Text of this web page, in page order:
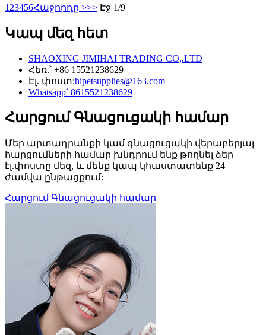
1 23456Հաջորդը >>> Էջ 1/9
Կապ մեզ հետ
SHAOXING JIMIHAI TRADING CO,.LTD
Հեռ.՝ +86 15521238629
Էլ. փոստ:hipetsupplies@163.com
Whatsapp՝ 8615521238629
Հարցում Գնացուցակի համար
Մեր արտադրանքի կամ գնացուցակի վերաբերյալ
հարցումների համար խնդրում ենք թողնել ձեր
էլ.փոստը մեզ, և մենք կապ կհաստատենք 24
ժամվա ընթացքում:
Հարցում Գնացուցակի համար